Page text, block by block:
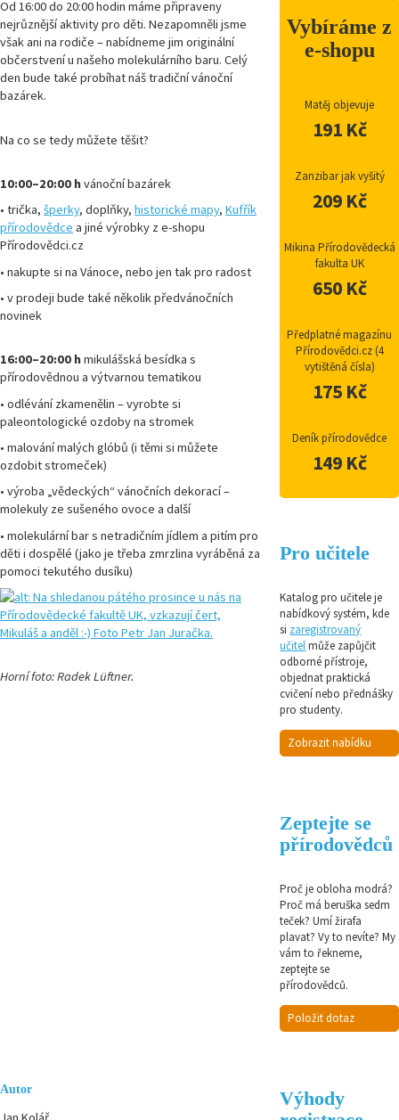
Od 16:00 do 20:00 hodin máme připraveny
nejrůznější aktivity pro děti. Nezapomněli jsme
však ani na rodiče – nabídneme jim originální
občerstvení u našeho molekulárního baru. Celý
den bude také probíhat náš tradiční vánoční
bazárek.
Na co se tedy můžete těšit?
10:00–20:00 hvánoční bazárek
• trička, šperky, doplňky, historické mapy, Kufřík
přírodovědce a jiné výrobky z e-shopu
Přírodovědci.cz
• nakupte si na Vánoce, nebo jen tak pro radost
• v prodeji bude také několik předvánočních
novinek
16:00–20:00 hmikulášská besídka s
přírodovědnou a výtvarnou tematikou
• odlévání zkamenělin – vyrobte si
paleontologické ozdoby na stromek
• malování malých glóbů (i těmi si můžete
ozdobit stromeček)
• výroba „vědeckých“ vánočních dekorací –
molekuly ze sušeného ovoce a další
• molekulární bar s netradičním jídlem a pitím pro
děti i dospělé (jako je třeba zmrzlina vyráběná za
pomoci tekutého dusíku)
Horní foto: Radek Lüftner.
Autor
Vybíráme z
e-shopu
Matěj objevuje
191 Kč
Zanzibar jak vyšitý
209 Kč
Mikina Přírodovědecká
fakulta UK
650 Kč
Předplatné magazínu
Přírodovědci.cz (4
vytištěná čísla)
175 Kč
Deník přírodovědce
149 Kč
Pro učitele
Katalog pro učitele je
nabídkový systém, kde
si zaregistrovaný
učitelmůže zapůjčit
odborné přístroje,
objednat praktická
cvičení nebo přednášky
pro studenty.
Zobrazit nabídku
Zeptejte se
přírodovědců
Proč je obloha modrá?
Proč má beruška sedm
teček? Umí žirafa
plavat? Vy to nevíte? My
vám to řekneme,
zeptejte se
přírodovědců.
Položit dotaz
Výhody